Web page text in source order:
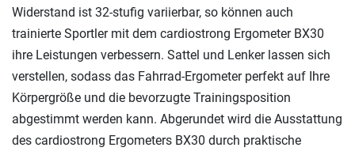
Widerstand ist 32-stufig variierbar, so können auch
trainierte Sportler mit dem cardiostrong Ergometer BX30
ihre Leistungen verbessern. Sattel und Lenker lassen sich
verstellen, sodass das Fahrrad-Ergometer perfekt auf Ihre
Körpergröße und die bevorzugte Trainingsposition
abgestimmt werden kann. Abgerundet wird die Ausstattung
des cardiostrong Ergometers BX30 durch praktische